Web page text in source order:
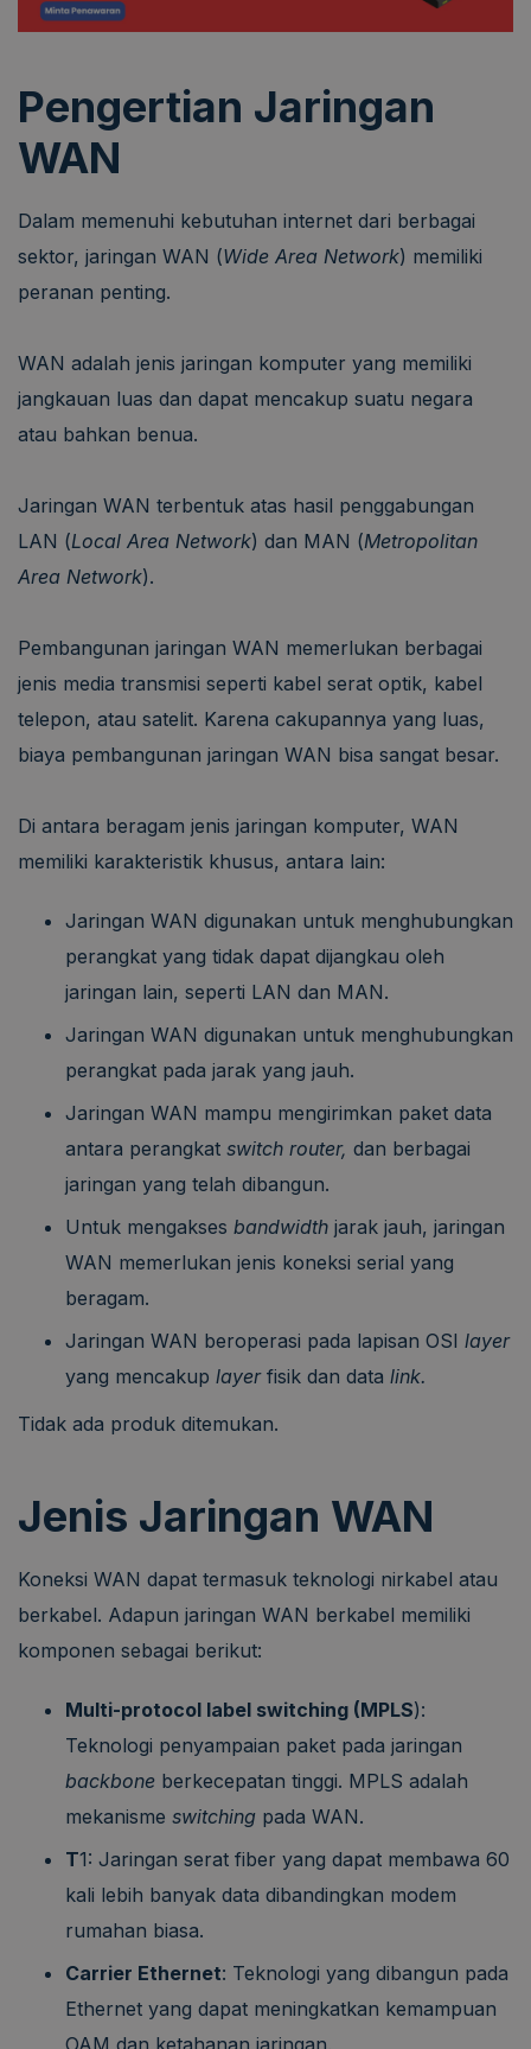
Pengertian Jaringan
WAN
Dalam memenuhi kebutuhan internet dari berbagai
sektor, jaringan WAN (Wide Area Network) memiliki
peranan penting.
WAN adalah jenis jaringan komputer yang memiliki
jangkauan luas dan dapat mencakup suatu negara
atau bahkan benua.
Jaringan WAN terbentuk atas hasil penggabungan
LAN (Local Area Network) dan MAN (Metropolitan
Area Network).
Pembangunan jaringan WAN memerlukan berbagai
jenis media transmisi seperti kabel serat optik, kabel
telepon, atau satelit. Karena cakupannya yang luas,
biaya pembangunan jaringan WAN bisa sangat besar.
Di antara beragam jenis jaringan komputer, WAN
memiliki karakteristik khusus, antara lain:
Jaringan WAN digunakan untuk menghubungkan
perangkat yang tidak dapat dijangkau oleh
jaringan lain, seperti LAN dan MAN.
Jaringan WAN digunakan untuk menghubungkan
perangkat pada jarak yang jauh.
Jaringan WAN mampu mengirimkan paket data
antara perangkat switch router, dan berbagai
jaringan yang telah dibangun.
Untuk mengakses bandwidth jarak jauh, jaringan
WAN memerlukan jenis koneksi serial yang
beragam.
Jaringan WAN beroperasi pada lapisan OSI layer
yang mencakup layer fisik dan data link.
Tidak ada produk ditemukan.
Jenis Jaringan WAN
Koneksi WAN dapat termasuk teknologi nirkabel atau
berkabel. Adapun jaringan WAN berkabel memiliki
komponen sebagai berikut:
Multi-protocol label switching (MPLS):
Teknologi penyampaian paket pada jaringan
backbone berkecepatan tinggi. MPLS adalah
mekanisme switching pada WAN.
T1: Jaringan serat fiber yang dapat membawa 60
kali lebih banyak data dibandingkan modem
rumahan biasa.
Carrier Ethernet: Teknologi yang dibangun pada
Ethernet yang dapat meningkatkan kemampuan
OAM dan ketahanan jaringan.